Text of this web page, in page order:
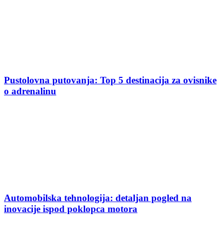
Pustolovna putovanja: Top 5 destinacija za ovisnike
o adrenalinu
Automobilska tehnologija: detaljan pogled na
inovacije ispod poklopca motora